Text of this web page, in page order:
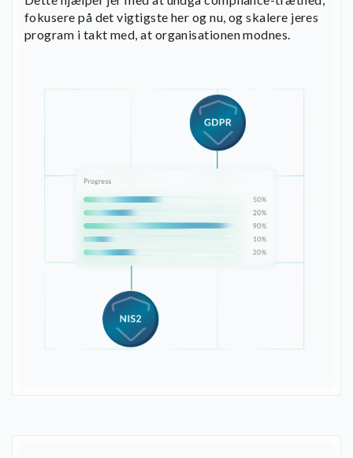
fokusere på det vigtigste her og nu, og skalere jeres
program i takt med, at organisationen modnes.